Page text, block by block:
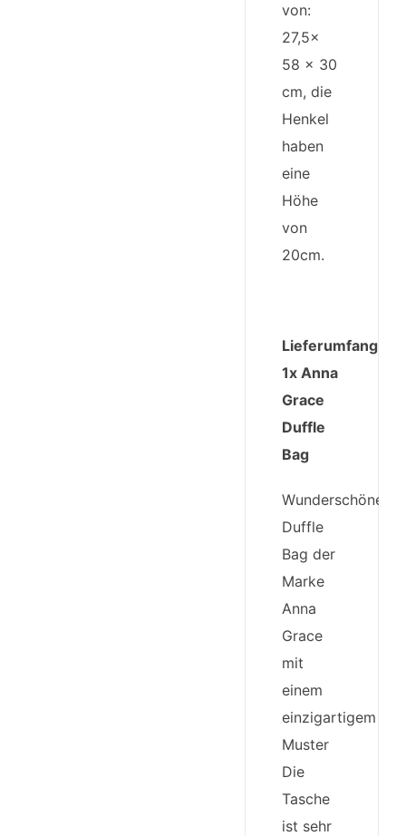
von:
27,5x
58 x 30
cm, die
Henkel
haben
eine
Höhe
von
20cm.
Lieferumfang:
1x Anna
Grace
Duffle
Bag
Wunderschöne
Duffle
Bag der
Marke
Anna
Grace
mit
einem
einzigartigem
Muster
Die
Tasche
ist sehr